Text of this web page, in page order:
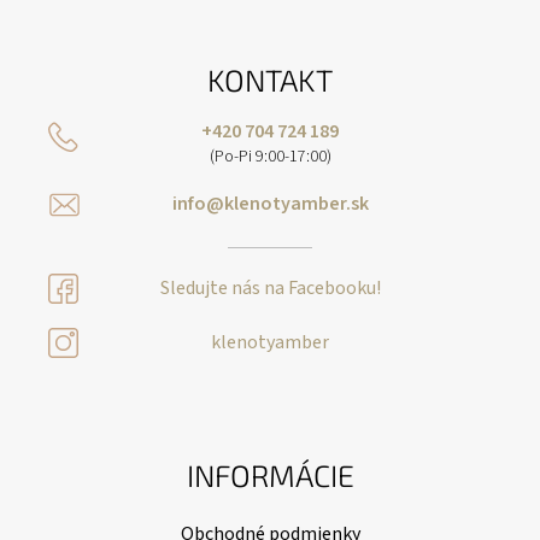
KONTAKT
+420 704 724 189
(Po-Pi 9:00-17:00)
info@klenotyamber.sk
Sledujte nás na Facebooku!
klenotyamber
INFORMÁCIE
Obchodné podmienky